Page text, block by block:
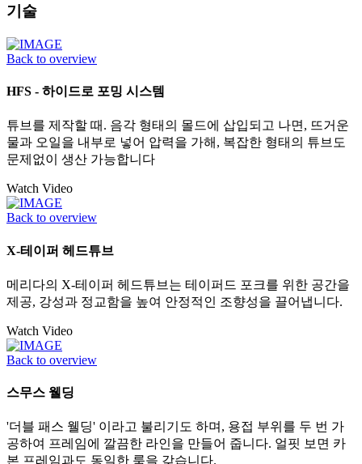
기술
Back to overview
HFS - 하이드로 포밍 시스템
튜브를 제작할 때. 음각 형태의 몰드에 삽입되고 나면, 뜨거운
물과 오일을 내부로 넣어 압력을 가해, 복잡한 형태의 튜브도
문제없이 생산 가능합니다
Watch Video
Back to overview
X-테이퍼 헤드튜브
메리다의 X-테이퍼 헤드튜브는 테이퍼드 포크를 위한 공간을
제공, 강성과 정교함을 높여 안정적인 조향성을 끌어냅니다.
Watch Video
Back to overview
스무스 웰딩
'더블 패스 웰딩' 이라고 불리기도 하며, 용접 부위를 두 번 가
공하여 프레임에 깔끔한 라인을 만들어 줍니다. 얼핏 보면 카
본 프레임과도 동일한 룩을 갖습니다.